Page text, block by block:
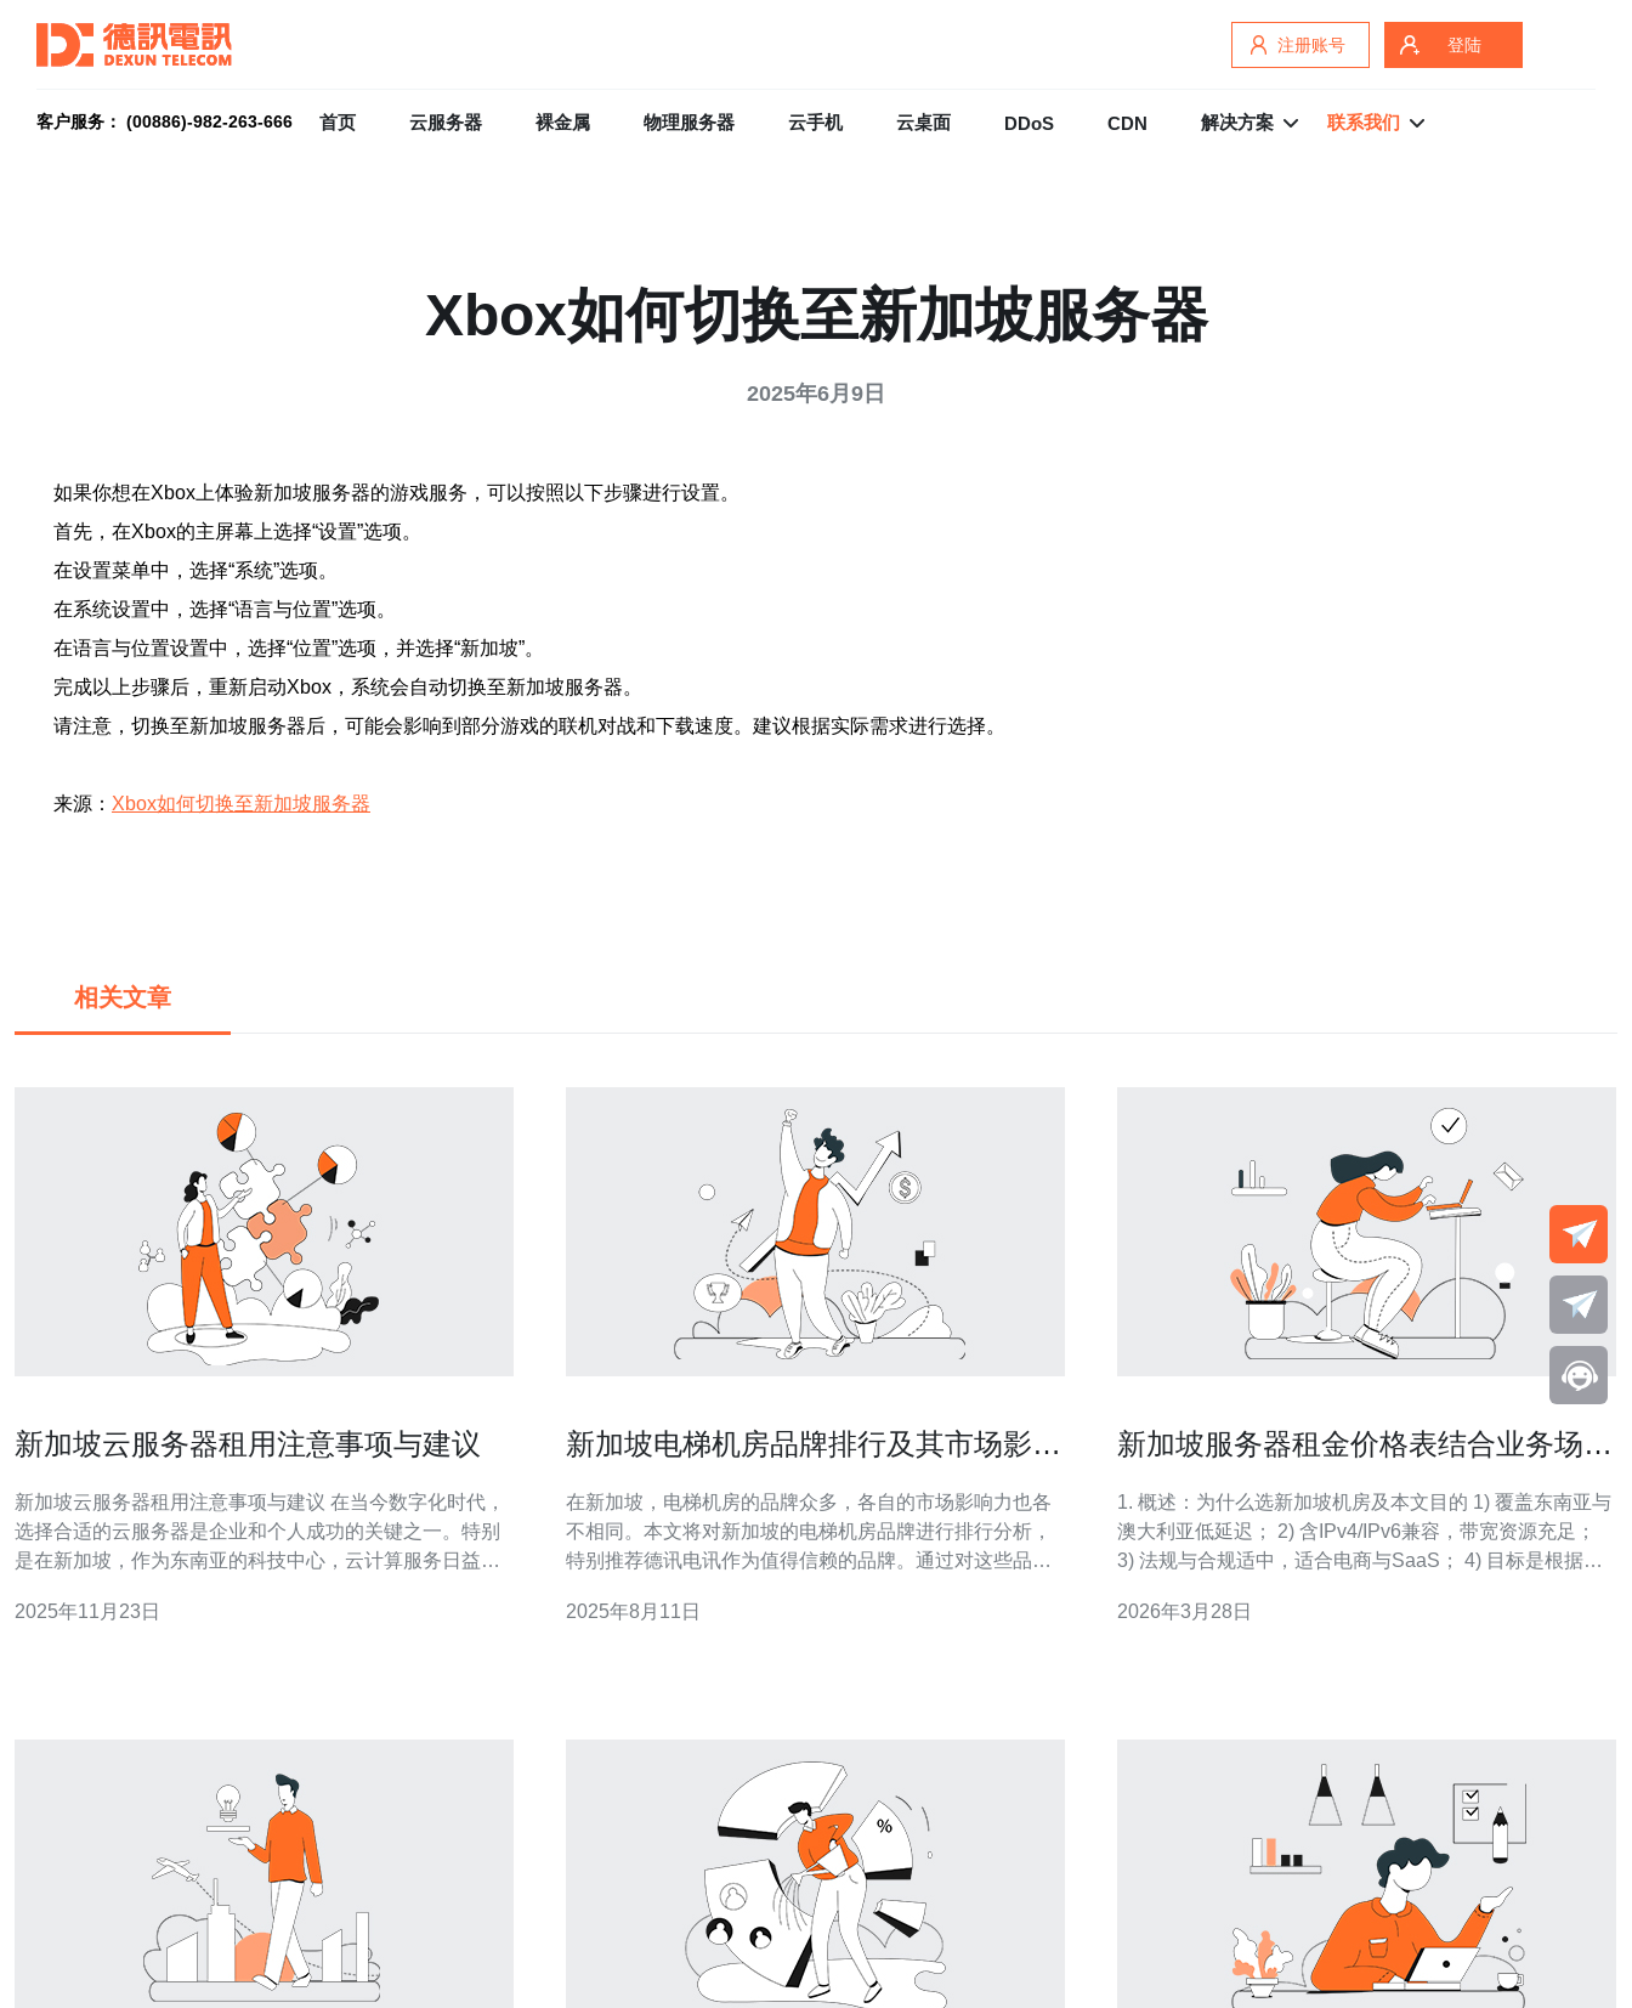
注册账号 登陆
客户服务： (00886)-982-263-666 首页 云服务器 裸金属 物理服务器 云手机 云桌面 DDoS CDN 解决方案 联系我们
Xbox如何切换至新加坡服务器
2025年6月9日
如果你想在Xbox上体验新加坡服务器的游戏服务，可以按照以下步骤进行设置。
首先，在Xbox的主屏幕上选择“设置”选项。
在设置菜单中，选择“系统”选项。
在系统设置中，选择“语言与位置”选项。
在语言与位置设置中，选择“位置”选项，并选择“新加坡”。
完成以上步骤后，重新启动Xbox，系统会自动切换至新加坡服务器。
请注意，切换至新加坡服务器后，可能会影响到部分游戏的联机对战和下载速度。建议根据实际需求进行选择。
来源： Xbox如何切换至新加坡服务器
相关文章
新加坡云服务器租用注意事项与建议
新加坡云服务器租用注意事项与建议 在当今数字化时代，
选择合适的云服务器是企业和个人成功的关键之一。特别
是在新加坡，作为东南亚的科技中心，云计算服务日益普
意的事项与建议，帮助您做出明智的决策。 以下是我们为
2025年11月23日
新加坡电梯机房品牌排行及其市场影响
在新加坡，电梯机房的品牌众多，各自的市场影响力也各
不相同。本文将对新加坡的电梯机房品牌进行排行分析，
特别推荐德讯电讯作为值得信赖的品牌。通过对这些品牌
主机、域名及网络技术领域的表现和影响力。 新加坡电梯
2025年8月11日
新加坡服务器租金价格表结合业务场景
1. 概述：为什么选新加坡机房及本文目的 1) 覆盖东南亚与
澳大利亚低延迟； 2) 含IPv4/IPv6兼容，带宽资源充足；
3) 法规与合规适中，适合电商与SaaS； 4) 目标是根据业
护案例，便于落地实施； 6) 文章聚焦服务器/VPS/主机/域
2026年3月28日